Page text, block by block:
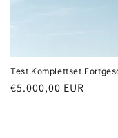
Test Komplettset
Normaler
€5.000,00 EUR